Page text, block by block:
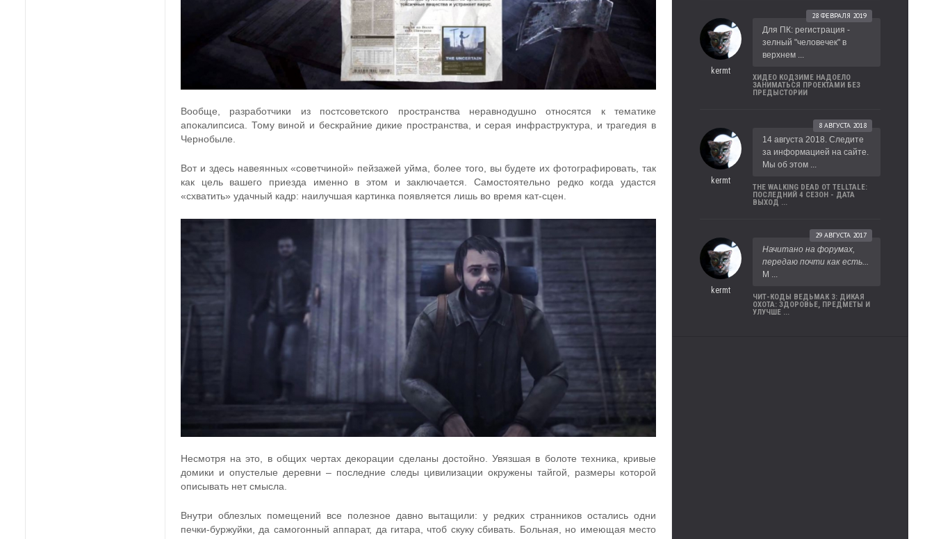
Вообще, разработчики из постсоветского пространства неравнодушно относятся к тематике
апокалипсиса. Тому виной и бескрайние дикие пространства, и серая инфраструктура, и трагедия в
Чернобыле.
Вот и здесь навеянных «советчиной» пейзажей уйма, более того, вы будете их фотографировать, так
как цель вашего приезда именно в этом и заключается. Самостоятельно редко когда удастся
«схватить» удачный кадр: наилучшая картинка появляется лишь во время кат-сцен.
Несмотря на это, в общих чертах декорации сделаны достойно. Увязшая в болоте техника, кривые
домики и опустелые деревни – последние следы цивилизации окружены тайгой, размеры которой
описывать нет смысла.
Внутри облезлых помещений все полезное давно вытащили: у редких странников остались одни
печки-буржуйки, да самогонный аппарат, да гитара, чтоб скуку сбивать. Больная, но имеющая место
kermt
28 ФЕВРАЛЯ 2019
Для ПК: регистрация -
зелный "человечек" в
верхнем ...
ХИДЕО КОДЗИМЕ НАДОЕЛО
ЗАНИМАТЬСЯ ПРОЕКТАМИ БЕЗ
ПРЕДЫСТОРИИ
kermt
8 АВГУСТА 2018
14 августа 2018. Следите
за информацией на сайте.
Мы об этом ...
THE WALKING DEAD ОТ TELLTALE:
ПОСЛЕДНИЙ 4 СЕЗОН - ДАТА
ВЫХОД ...
kermt
29 АВГУСТА 2017
Начитано на форумах,
передаю почти как есть...
М ...
ЧИТ-КОДЫ ВЕДЬМАК 3: ДИКАЯ
ОХОТА: ЗДОРОВЬЕ, ПРЕДМЕТЫ И
УЛУЧШЕ ...